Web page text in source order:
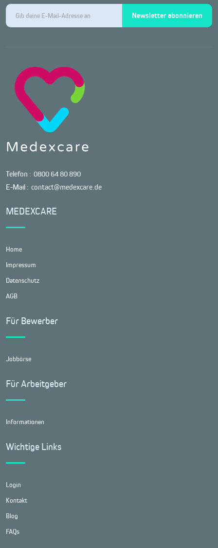
Newsletter abonnieren
Telefon : 0800 64 80 890
E-Mail : contact@medexcare.de
MEDEXCARE
Home
Impressum
Datenschutz
AGB
Für Bewerber
Jobbörse
Für Arbeitgeber
Informationen
Wichtige Links
Login
Kontakt
Blog
FAQs